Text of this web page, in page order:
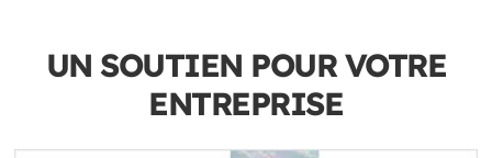
UN SOUTIEN POUR VOTRE
ENTREPRISE